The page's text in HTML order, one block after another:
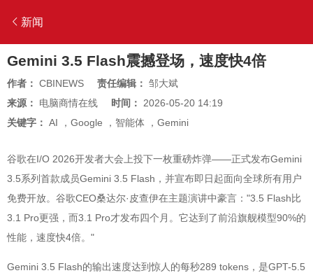
新闻
Gemini 3.5 Flash震撼登场，速度快4倍
作者： CBINEWS 责任编辑： 邹大斌
来源： 电脑商情在线 时间： 2026-05-20 14:19
关键字： AI ， Google ， 智能体 ， Gemini
谷歌在I/O 2026开发者大会上投下一枚重磅炸弹——正式发布Gemini
3.5系列首款成员Gemini 3.5 Flash，并宣布即日起面向全球所有用户
免费开放。谷歌CEO桑达尔·皮查伊在主题演讲中豪言："3.5 Flash比
3.1 Pro更强，而3.1 Pro才发布四个月。它达到了前沿旗舰模型90%的
性能，速度快4倍。"
Gemini 3.5 Flash的输出速度达到惊人的每秒289 tokens，是GPT-5.5